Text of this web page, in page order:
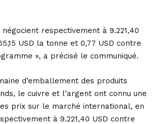
respectivement à 9.221,40
USD la tonne et 0,77 USD contre
», a précisé le communiqué.
d’emballement des produits
le cuivre et l’argent ont connu une
prix sur le marché international, en
à 9.221,40 USD contre